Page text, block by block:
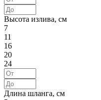
Высота излива, см
7
11
16
20
24
Длина шланга, см